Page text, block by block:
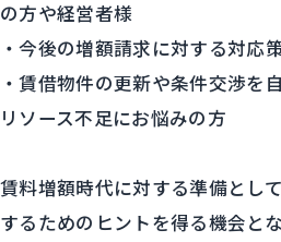
の方や経営者様
・今後の増額請求に対する対応
・賃借物件の更新や条件交渉を
リソース不足にお悩みの方
賃料増額時代に対する準備とし
するためのヒントを得る機会と